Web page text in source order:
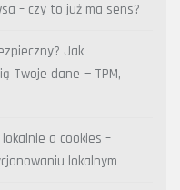
– czy to już ma sens?
Jak
Twoje dane — TPM,
a cookies –
lokalnym